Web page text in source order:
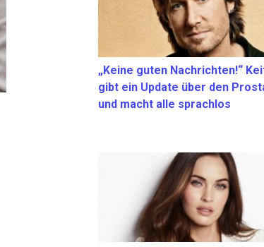
„Keine guten Nachrichten!“
gibt ein Update über den
und macht alle sprachlos